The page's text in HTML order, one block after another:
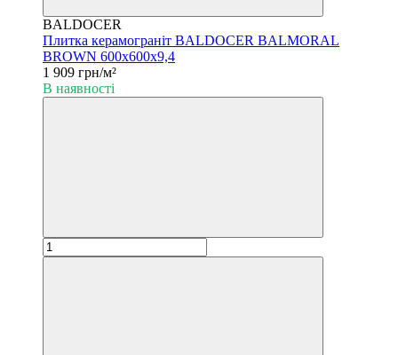
BALDOCER
Плитка керамограніт BALDOCER BALMORAL
BROWN 600x600x9,4
1 909 грн/м²
В наявності